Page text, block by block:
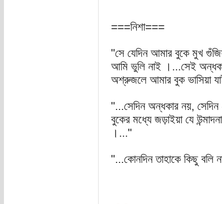
===নিশা===
"সে যেদিন আমার বুকে মুখ
আমি ভুলি নাই ।...সেই
অশ্রুজলে আমার বুক ভাসিয়া
"...সেদিন অন্ধকার নয়, সেদিন
বুকের মধ্যে জড়াইয়া যে
।..."
"...কোনদিন তাহাকে কিছু বলি